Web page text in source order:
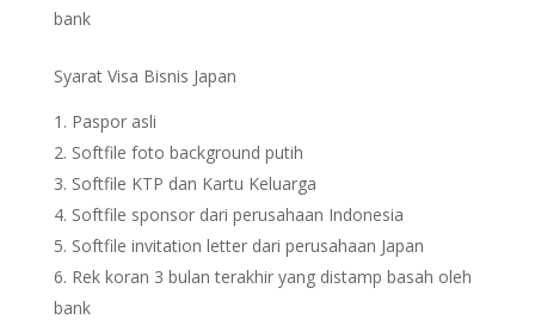
bank
Syarat Visa Bisnis Japan
Paspor asli
Softfile foto background putih
Softfile KTP dan Kartu Keluarga
Softfile sponsor dari perusahaan Indonesia
Softfile invitation letter dari perusahaan Japan
Rek koran 3 bulan terakhir yang distamp basah oleh
bank